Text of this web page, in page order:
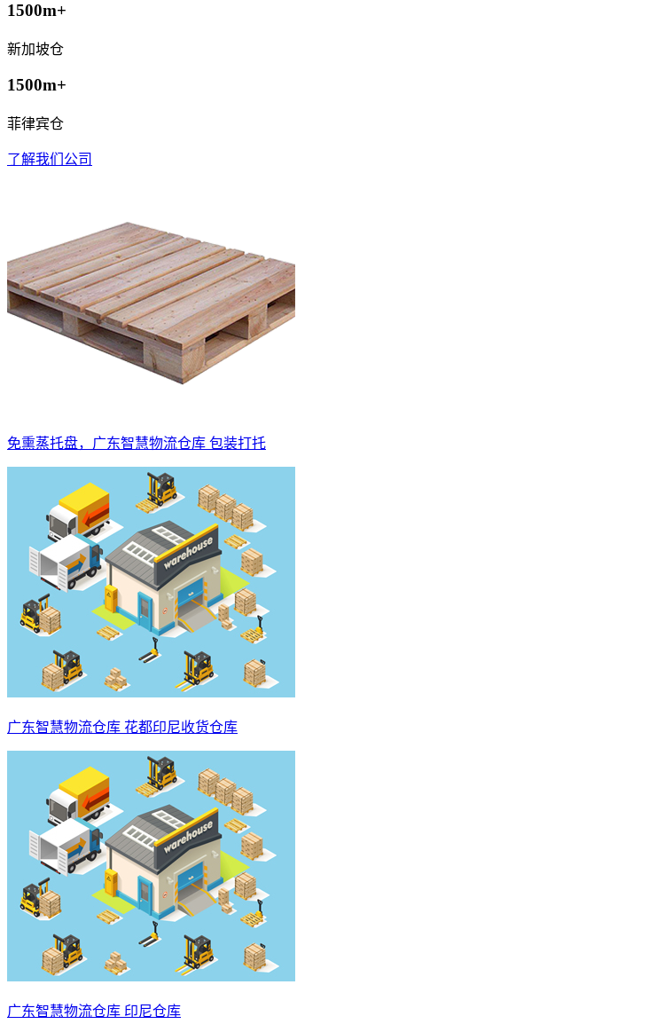
1500m+
新加坡仓
1500m+
菲律宾仓
了解我们公司
免熏蒸托盘，广东智慧物流仓库 包装打托
广东智慧物流仓库 花都印尼收货仓库
广东智慧物流仓库 印尼仓库